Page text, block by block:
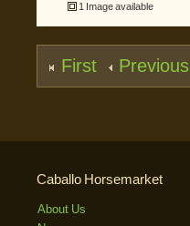
1 Image available
First Previous
Caballo Horsemarket
About Us